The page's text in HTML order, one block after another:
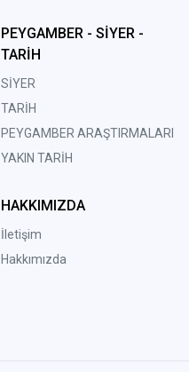
PEYGAMBER - SİYER -
TARİH
SİYER
TARİH
PEYGAMBER ARAŞTIRMALARI
YAKIN TARİH
HAKKIMIZDA
İletişim
Hakkımızda